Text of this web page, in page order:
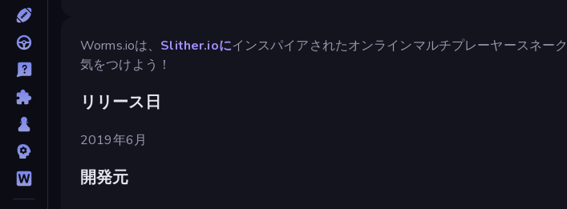
Worms.ioは、 Slither.ioにインスパイアされたオンラインマルチプレーヤースネー
気をつけよう！
リリース日
2019年6月
開発元